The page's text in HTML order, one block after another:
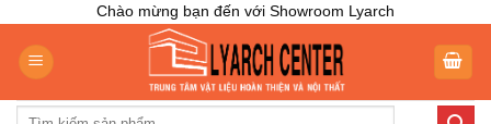
content
Chào mừng bạn đến với Showroom Lyarch
Tìm